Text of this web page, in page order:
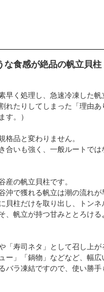
な食感が絶品の帆立貝柱
早く処理し、急速冷凍した帆
れたりしてしまった「理由
す。）
格品と変わりません。
合いも強く、一般ルートでは
産の帆立貝柱です。
沖で獲れる帆立は潮の流れ
貝柱だけを取り出し、トン
、帆立が持つ甘みととろける
「寿司ネタ」として召し上
ー」「鍋物」などなど、幅広
バラ凍結ですので、使い勝手